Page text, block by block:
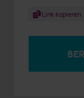
Share Article
Link kopieren